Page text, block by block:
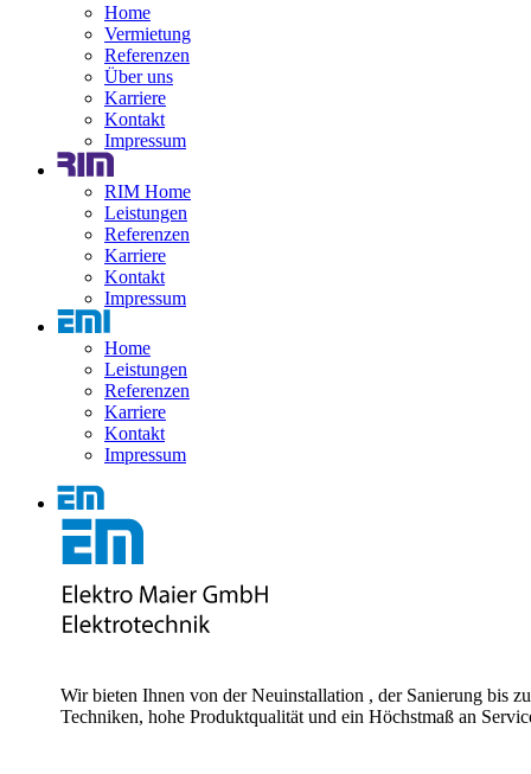
Home
Vermietung
Referenzen
Über uns
Karriere
Kontakt
Impressum
RIM Home
Leistungen
Referenzen
Karriere
Kontakt
Impressum
Home
Leistungen
Referenzen
Karriere
Kontakt
Impressum
Wir bieten Ihnen von der Neuinstallation , der Sanierung bis
Techniken, hohe Produktqualität und ein Höchstmaß an